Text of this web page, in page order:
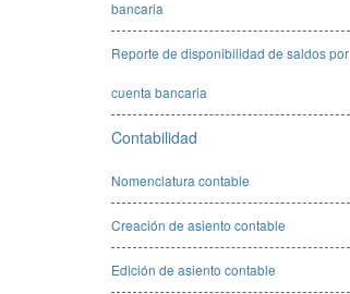
bancaria
Reporte de disponibilidad de saldos por
cuenta bancaria
Contabilidad
Nomenclatura contable
Creación de asiento contable
Edición de asiento contable